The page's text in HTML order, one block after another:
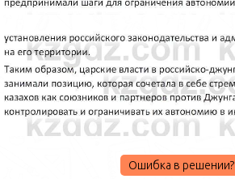
Ошибка в решении?